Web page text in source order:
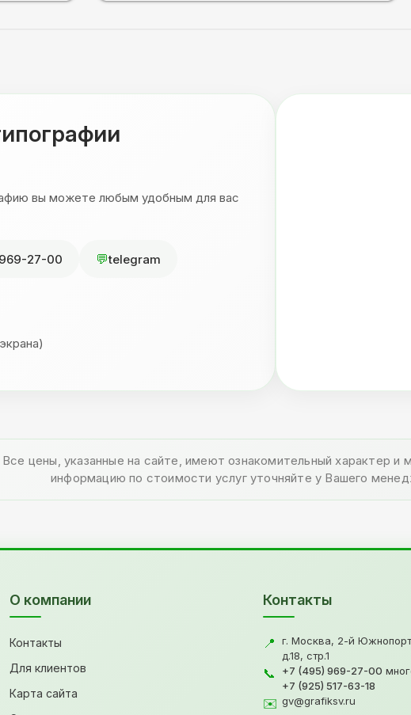
вы можете любым удобным для вас
27-00 telegram
цены, указанные на сайте, имеют ознакомительный характер
информацию по стоимости услуг уточняйте у Вашего
О компании
Контакты
Для клиентов
Карта сайта
Контакты
📍
г. Москва, 2-й
д.18, стр.1
📞 +7 (495) 969-27-00
+7 (925) 517-63-18
✉️ gv@grafiksv.ru